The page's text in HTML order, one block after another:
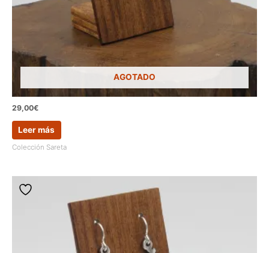
AGOTADO
29,00€
Leer más
Colección Sareta